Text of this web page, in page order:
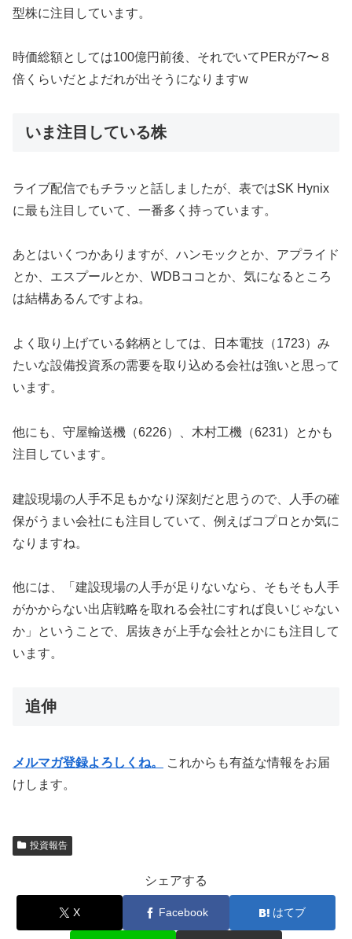
型株に注目しています。
時価総額としては100億円前後、それでいてPERが7〜８
倍くらいだとよだれが出そうになりますw
いま注目している株
ライブ配信でもチラッと話しましたが、表ではSK Hynix
に最も注目していて、一番多く持っています。
あとはいくつかありますが、ハンモックとか、アプライド
とか、エスプールとか、WDBココとか、気になるところ
は結構あるんですよね。
よく取り上げている銘柄としては、日本電技（1723）み
たいな設備投資系の需要を取り込める会社は強いと思って
います。
他にも、守屋輸送機（6226）、木村工機（6231）とかも
注目しています。
建設現場の人手不足もかなり深刻だと思うので、人手の確
保がうまい会社にも注目していて、例えばコプロとか気に
なりますね。
他には、「建設現場の人手が足りないなら、そもそも人手
がかからない出店戦略を取れる会社にすれば良いじゃない
か」ということで、居抜きが上手な会社とかにも注目して
います。
追伸
メルマガ登録よろしくね。
これからも有益な情報をお届
けします。
投資報告
シェアする
X Facebook はてブ